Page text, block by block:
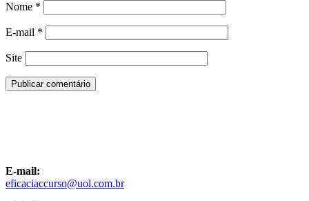
Nome *
E-mail *
Site
E-mail:
eficaciaccurso@uol.com.br